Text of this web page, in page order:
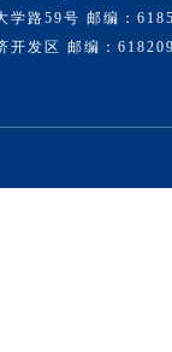
学路59号 邮编：
开发区 邮编：